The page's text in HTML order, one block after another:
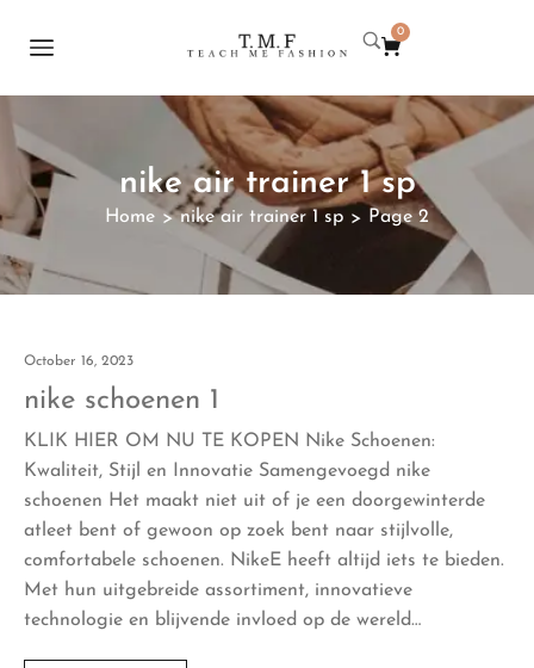
0
nike air trainer 1 sp
Home > nike air trainer 1 sp > Page 2
October 16, 2023
nike schoenen 1
KLIK HIER OM NU TE KOPEN Nike Schoenen:
Kwaliteit, Stijl en Innovatie Samengevoegd nike
schoenen Het maakt niet uit of je een doorgewinterde
atleet bent of gewoon op zoek bent naar stijlvolle,
comfortabele schoenen. NikeE heeft altijd iets te bieden.
Met hun uitgebreide assortiment, innovatieve
technologie en blijvende invloed op de wereld…